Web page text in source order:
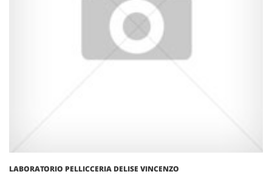
LABORATORIO PELLICCERIA DELISE VINCENZO